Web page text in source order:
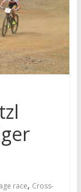
race, Cross-